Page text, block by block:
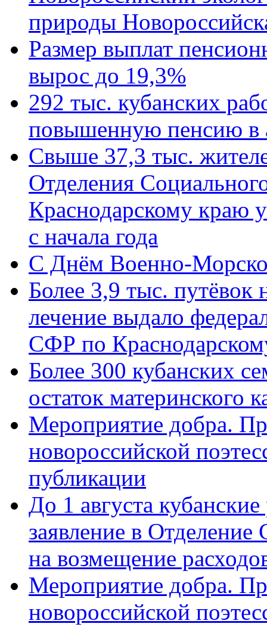
природы
Размер выплат
вырос до 19,3%
292 тыс. кубанских
повышенную пенсию в
Свыше 37,3 тыс.
Отделения
Краснодарскому краю
с начала года
C Днём Военно-
Более 3,9 тыс. путёвок
лечение выдало
СФР по
Более 300 кубанских
остаток материнского
Мероприятие добра.
новороссийской
публикации
До 1 августа
заявление в
на возмещение
Мероприятие добра.
новороссийской